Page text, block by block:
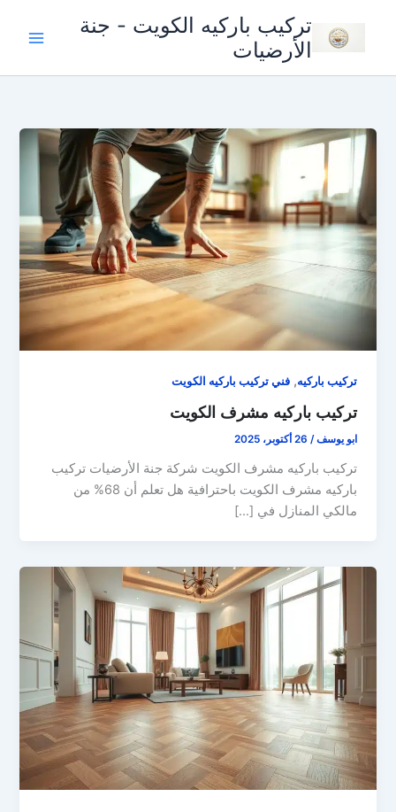
المحتوى
تركيب باركيه الكويت - جنة
الأرضيات
تركيب باركيه,فني تركيب باركيه الكويت
تركيب باركيه مشرف الكويت
ابو يوسف/ 26 أكتوبر، 2025
تركيب باركيه مشرف الكويت شركة جنة الأرضيات تركيب
باركيه مشرف الكويت باحترافية هل تعلم أن 68% من
مالكي المنازل في […]